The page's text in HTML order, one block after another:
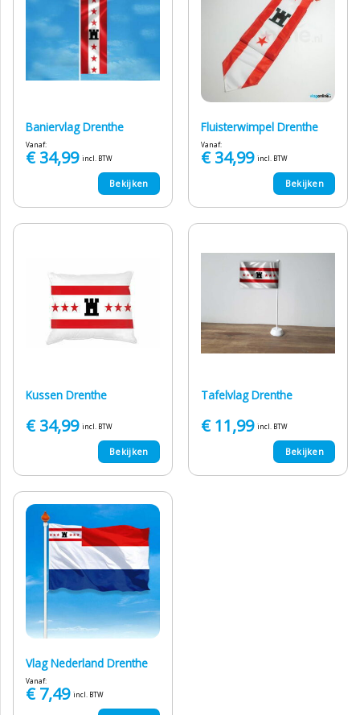
Baniervlag Drenthe
Vanaf:
€34,99 incl. BTW
Bekijken
Fluisterwimpel Drenthe
Vanaf:
€34,99 incl. BTW
Bekijken
Kussen Drenthe
€34,99 incl. BTW
Bekijken
Tafelvlag Drenthe
€11,99 incl. BTW
Bekijken
Vlag Nederland Drenthe
Vanaf:
€7,49 incl. BTW